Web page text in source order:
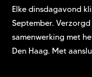
Elke dinsdagavond
September.
samenwerking met
Den Haag. Met